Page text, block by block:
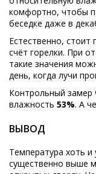
комфортно, чтобы
беседке даже в
Естественно,
счёт горелки. При
такие значения
день, когда лучи
Контрольный замер
влажность 53%. А
ВЫВОД
Температура хоть
существенно выше